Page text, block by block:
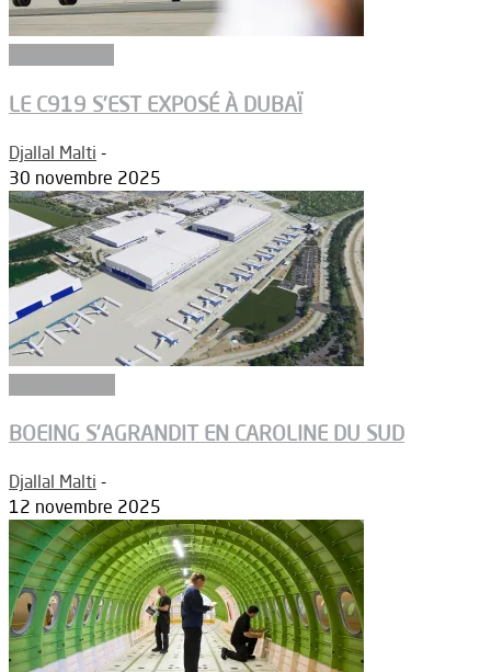
LE C919 S’EST EXPOSÉ À DUBAÏ
Djallal Malti -
30 novembre 2025
BOEING S’AGRANDIT EN CAROLINE DU SUD
Djallal Malti -
12 novembre 2025